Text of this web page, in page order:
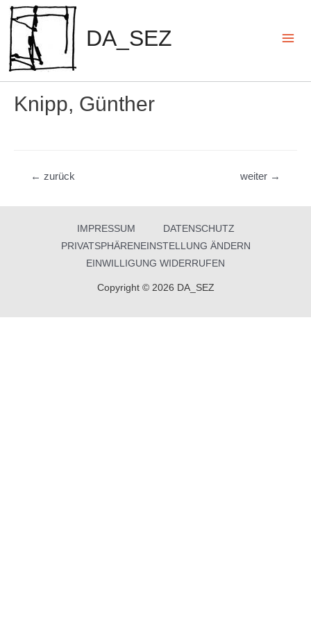
Zum
Inhalt
springen
DA_SEZ
Knipp, Günther
Beitragsnavigation
← zurück weiter →
IMPRESSUM
DATENSCHUTZ
PRIVATSPHÄRENEINSTELLUNG ÄNDERN
EINWILLIGUNG WIDERRUFEN
Copyright © 2026 DA_SEZ